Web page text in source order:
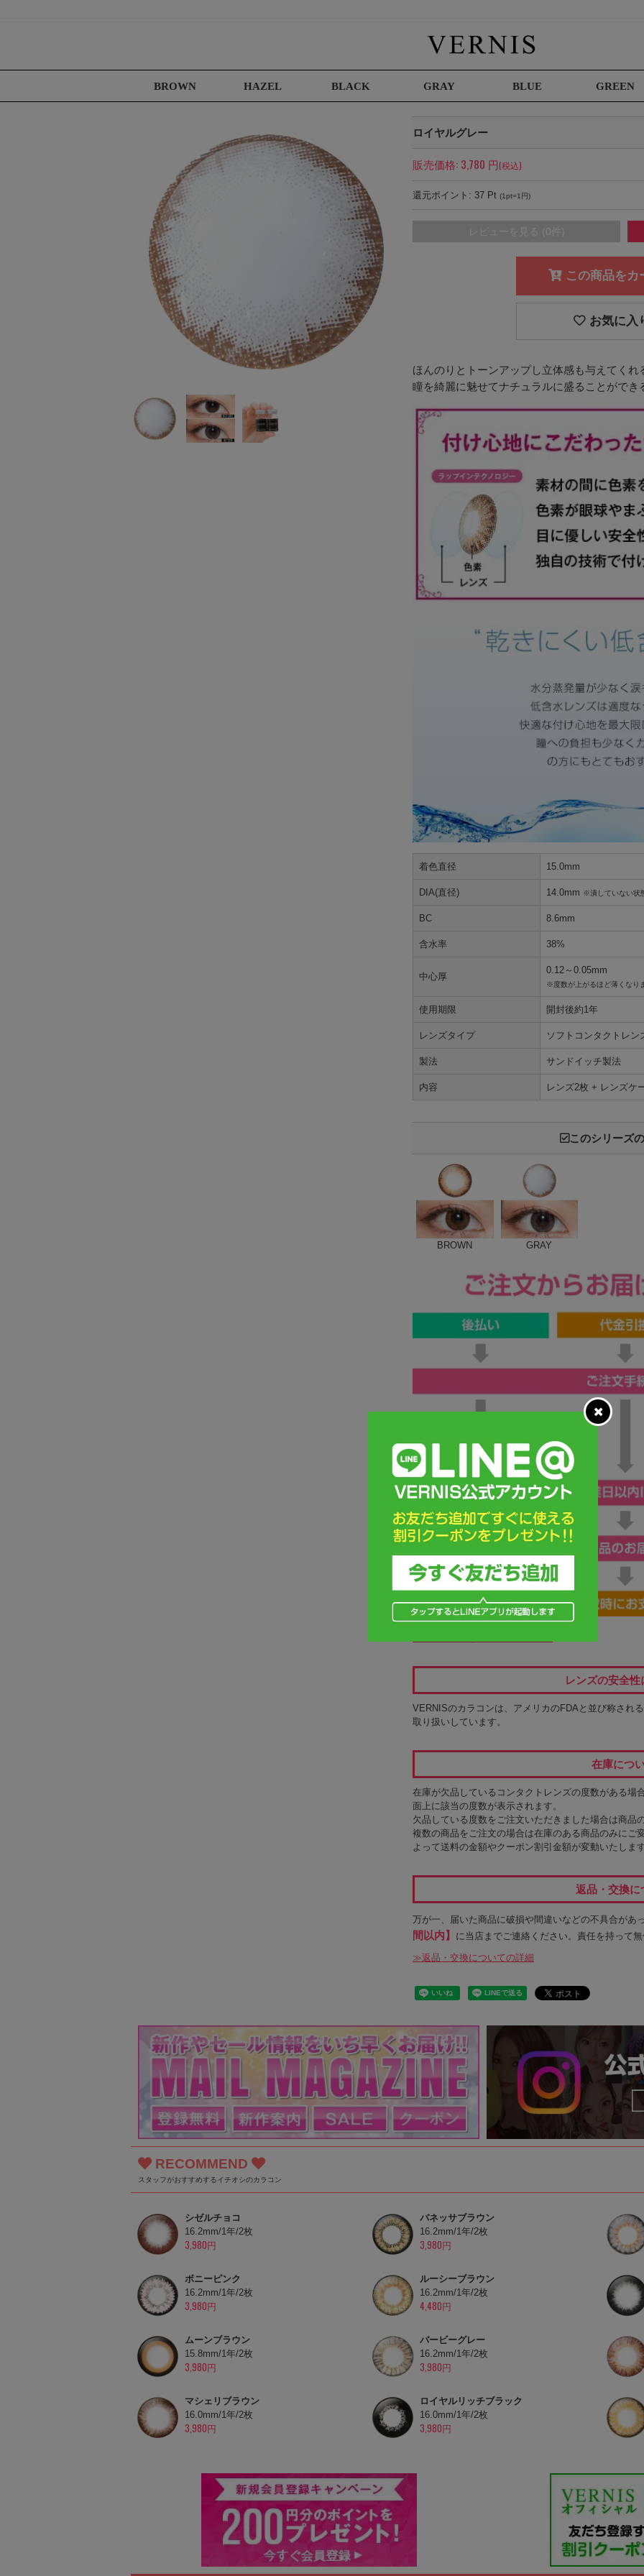
BROWN HAZEL BLACK GRAY BLUE GREEN
ロイヤルグレー
販売価格: 3,780 円(税込)
還元ポイント: 37 Pt (1pt=1円)
レビューを見る (0件)
この商品をカ
お気に入
ほんのりとトーンアップし立体感も与えてくれ
瞳を綺麗に魅せてナチュラルに盛ることができ
着色直径 15.0mm
DIA(直径) 14.0mm ※潰していない状
BC 8.6mm
含水率 38%
中心厚
0.12～0.05mm
※度数が上がるほど薄くなり
使用期限 開封後約1年
レンズタイプ ソフトコンタクトレン
製法 サンドイッチ製法
内容 レンズ2枚 + レンズケ
このシリーズ
BROWN GRAY
レンズの安全性
VERNISのカラコンは、アメリカのFDAと並び称され
取り扱いしています。
在庫につ
在庫が欠品しているコンタクトレンズの度数がある場
面上に該当の度数が表示されます。
欠品している度数をご注文いただきました場合は商品
複数の商品をご注文の場合は在庫のある商品のみにご
よって送料の金額やクーポン割引金額が変動いたしま
返品・交換に
万が一、届いた商品に破損や間違いなどの不具合があ
間以内】
に当店までご連絡ください。責任を持って
≫返品・交換についての詳細
RECOMMEND
スタッフがおすすめするイチオシのカラコン
シゼルチョコ
16.2mm/1年/2枚
3,980円
バネッサブラウン
16.2mm/1年/2枚
3,980円
ボニーピンク
16.2mm/1年/2枚
3,980円
ルーシーブラウン
16.2mm/1年/2枚
4,480円
ムーンブラウン
15.8mm/1年/2枚
3,980円
バービーグレー
16.2mm/1年/2枚
3,980円
マシェリブラウン
16.0mm/1年/2枚
3,980円
ロイヤルリッチブラック
16.0mm/1年/2枚
3,980円